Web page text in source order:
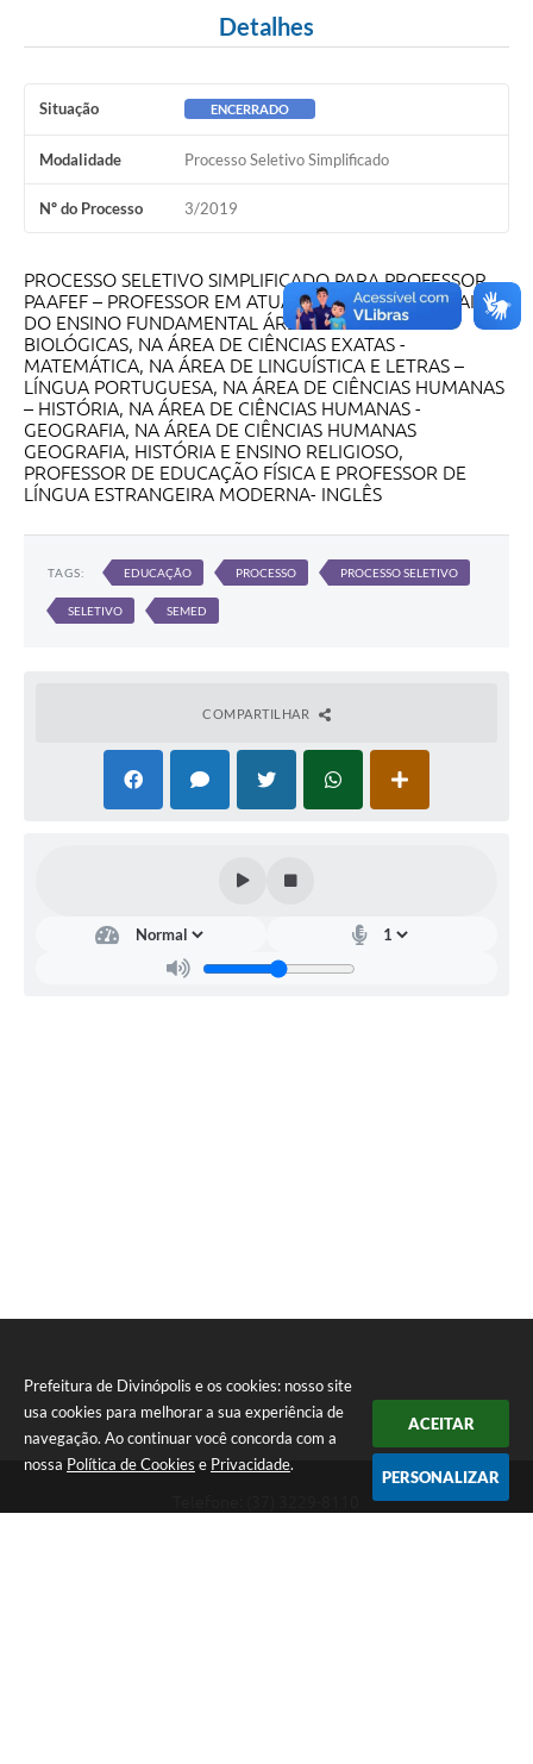
Prefeitura de Divinópolis e os cookies: nosso site
usa cookies para melhorar a sua experiência de
navegação. Ao continuar você concorda com a
nossa Política de Cookies e Privacidade.
ACEITAR
PERSONALIZAR
Detalhes
Situação ENCERRADO
Modalidade Processo Seletivo Simplificado
Nº do Processo 3/2019
PROCESSO SELETIVO SIMPLIFICADO PARA PROFESSOR
PAAFEF – PROFESSOR EM ATUAÇÃO NOS ANOS FINAIS
DO ENSINO FUNDAMENTAL ÁREA DE CIÊNCIAS
BIOLÓGICAS, NA ÁREA DE CIÊNCIAS EXATAS -
MATEMÁTICA, NA ÁREA DE LINGUÍSTICA E LETRAS –
LÍNGUA PORTUGUESA, NA ÁREA DE CIÊNCIAS HUMANAS
– HISTÓRIA, NA ÁREA DE CIÊNCIAS HUMANAS -
GEOGRAFIA, NA ÁREA DE CIÊNCIAS HUMANAS
GEOGRAFIA, HISTÓRIA E ENSINO RELIGIOSO,
PROFESSOR DE EDUCAÇÃO FÍSICA E PROFESSOR DE
LÍNGUA ESTRANGEIRA MODERNA- INGLÊS
TAGS: EDUCAÇÃO PROCESSO PROCESSO SELETIVO
SELETIVO SEMED
COMPARTILHAR